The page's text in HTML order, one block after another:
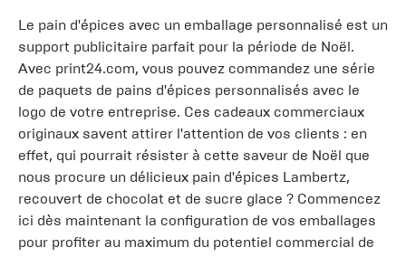
Le pain d'épices avec un emballage personnalisé est un
support publicitaire parfait pour la période de Noël.
Avec print24.com, vous pouvez commandez une série
de paquets de pains d'épices personnalisés avec le
logo de votre entreprise. Ces cadeaux commerciaux
originaux savent attirer l'attention de vos clients : en
effet, qui pourrait résister à cette saveur de Noël que
nous procure un délicieux pain d'épices Lambertz,
recouvert de chocolat et de sucre glace ? Commencez
ici dès maintenant la configuration de vos emballages
pour profiter au maximum du potentiel commercial de